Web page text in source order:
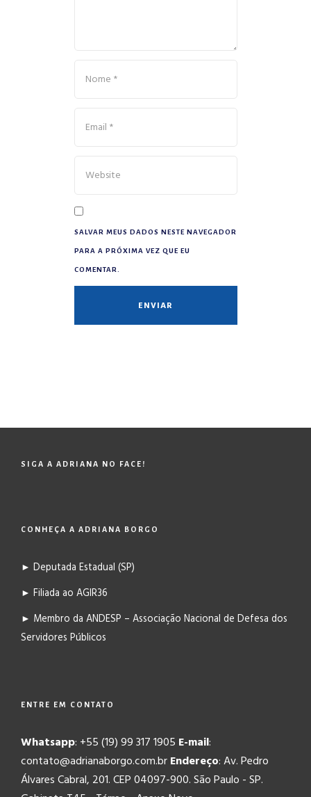
SALVAR MEUS DADOS NESTE NAVEGADOR
PARA A PRÓXIMA VEZ QUE EU
COMENTAR.
SIGA A ADRIANA NO FACE!
CONHEÇA A ADRIANA BORGO
► Deputada Estadual (SP)
► Filiada ao AGIR36
► Membro da ANDESP – Associação Nacional de Defesa dos
Servidores Públicos
ENTRE EM CONTATO
Whatsapp: +55 (19) 99 317 1905 E-mail:
contato@adrianaborgo.com.brEndereço: Av. Pedro
Álvares Cabral, 201. CEP 04097-900. São Paulo - SP.